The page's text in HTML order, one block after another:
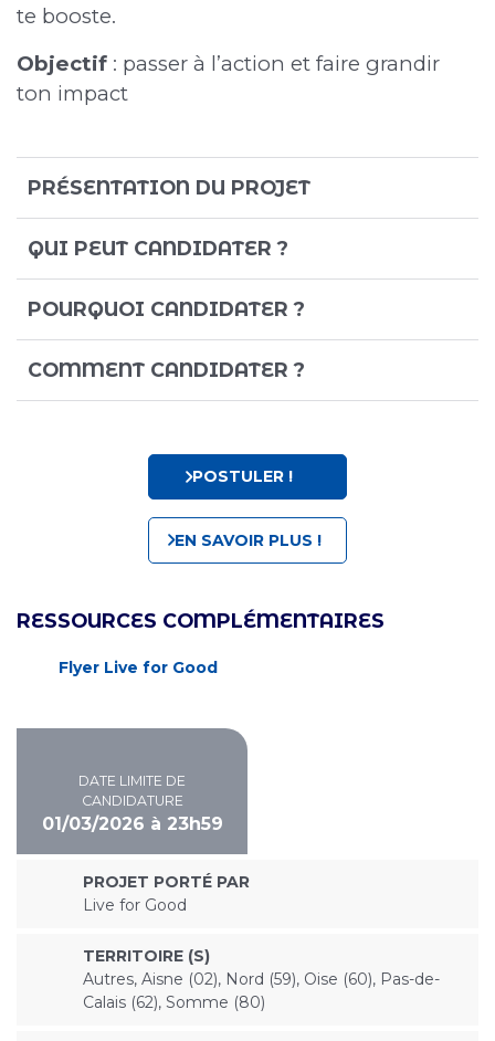
te booste.
Objectif : passer à l’action et faire grandir
ton impact
PRÉSENTATION DU PROJET
QUI PEUT CANDIDATER ?
POURQUOI CANDIDATER ?
COMMENT CANDIDATER ?
POSTULER !
EN SAVOIR PLUS !
RESSOURCES COMPLÉMENTAIRES
Flyer Live for Good
DATE LIMITE DE
CANDIDATURE
01/03/2026 à 23h59
PROJET PORTÉ PAR
Live for Good
TERRITOIRE (S)
Autres, Aisne (02), Nord (59), Oise (60), Pas-de-
Calais (62), Somme (80)